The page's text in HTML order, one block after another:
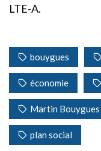
LTE-A.
bouygues
économie
Martin Bouygues
plan social